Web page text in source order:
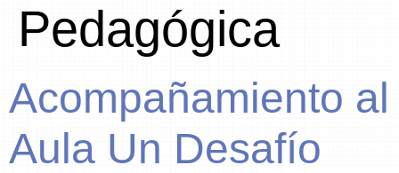
Pedagógica
Acompañamiento al
Aula Un Desafío